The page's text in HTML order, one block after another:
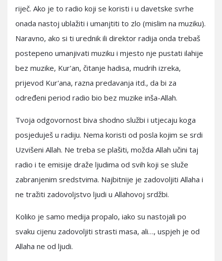
riječ. Ako je to radio koji se koristi i u davetske svrhe
onada nastoj ublažiti i umanjtiti to zlo (mislim na muziku).
Naravno, ako si ti urednik ili direktor radija onda trebaš
postepeno umanjivati muziku i mjesto nje pustati ilahije
bez muzike, Kur'an, čitanje hadisa, mudrih izreka,
prijevod Kur'ana, razna predavanja itd., da bi za
određeni period radio bio bez muzike inša-Allah.
Tvoja odgovornost biva shodno službi i utjecaju koga
posjeduješ u radiju. Nema koristi od posla kojim se srdi
Uzvišeni Allah. Ne treba se plašiti, možda Allah učini taj
radio i te emisije draže ljudima od svih koji se služe
zabranjenim sredstvima. Najbitnije je zadovoljiti Allaha i
ne tražiti zadovoljstvo ljudi u Allahovoj srdžbi.
Koliko je samo medija propalo, iako su nastojali po
svaku cijenu zadovoljiti strasti masa, ali…, uspjeh je od
Allaha ne od ljudi.